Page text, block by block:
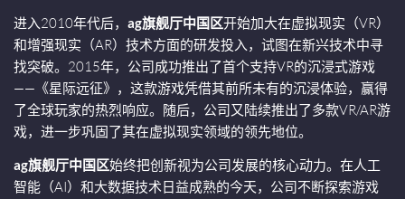
进入2010年代后， ag旗舰厅中国区开始加大在虚拟现实（VR）
和增强现实（AR）技术方面的研发投入，试图在新兴技术中寻
找突破。2015年，公司成功推出了首个支持VR的沉浸式游戏
——《星际远征》，这款游戏凭借其前所未有的沉浸体验，赢得
了全球玩家的热烈响应。随后，公司又陆续推出了多款VR/AR游
戏，进一步巩固了其在虚拟现实领域的领先地位。
ag旗舰厅中国区始终把创新视为公司发展的核心动力。在人工
智能（AI）和大数据技术日益成熟的今天，公司不断探索游戏